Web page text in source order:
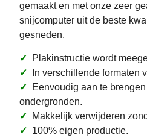
gemaakt en met onze zeer
snijcomputer uit de beste
gesneden.
✓ Plakinstructie wordt
✓ In verschillende formaten
✓ Eenvoudig aan te
ondergronden.
✓ Makkelijk verwijderen
✓ 100% eigen productie.